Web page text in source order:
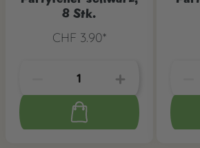
8 Stk.
CHF 3.90*